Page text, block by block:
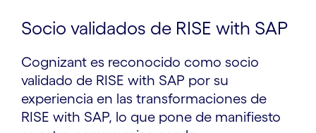
Socio validados de RISE with SAP
Cognizant es reconocido como socio
validado de RISE with SAP por su
experiencia en las transformaciones de
RISE with SAP, lo que pone de manifiesto